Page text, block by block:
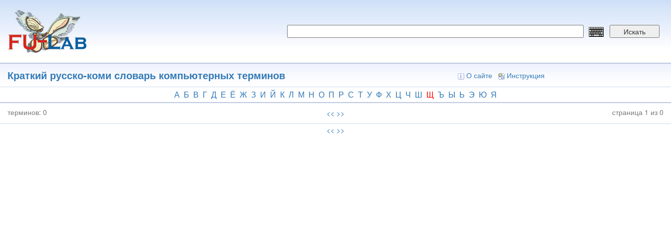
основному
содержанию
Искать
Краткий русско-коми словарь компьютерных терминов О сайте Инструкция
А Б В Г Д Е Ё Ж З И Й К Л М Н О П Р С Т У Ф Х Ц Ч Ш Щ Ъ Ы Ь Э Ю Я
терминов: 0 << >>
страница 1 из 0
<< >>